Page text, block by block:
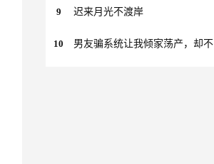
9 迟来月光不渡岸
10 男友骗系统让我倾家荡产，却不